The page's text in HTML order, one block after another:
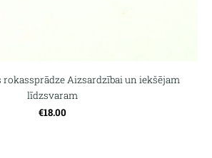
rokassprādze Aizsardzībai un iekšējam
līdzsvaram
€18.00